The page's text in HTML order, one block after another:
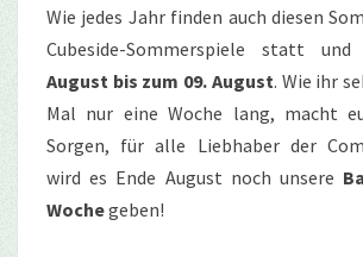
Wie jedes Jahr finden auch diesen
Cubeside-Sommerspiele statt
August bis zum 09. August. Wie ihr
Mal nur eine Woche lang, macht
Sorgen, für alle Liebhaber der
wird es Ende August noch unsere
Wochegeben!